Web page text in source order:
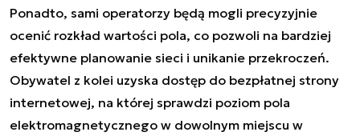
Ponadto, sami operatorzy będą mogli precyzyjnie
ocenić rozkład wartości pola, co pozwoli na bardziej
efektywne planowanie sieci i unikanie przekroczeń.
Obywatel z kolei uzyska dostęp do bezpłatnej strony
internetowej, na której sprawdzi poziom pola
elektromagnetycznego w dowolnym miejscu w